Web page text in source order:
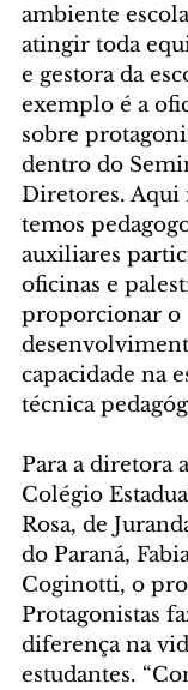
ambiente
atingir toda
e gestora da
exemplo é a
sobre
dentro do
Diretores. Aqui
temos
auxiliares
oficinas e
proporcionar o
capacidade na
técnica
Para a diretora
Colégio
Rosa, de
do Paraná,
Coginotti, o
Protagonistas
diferença na
estudantes.